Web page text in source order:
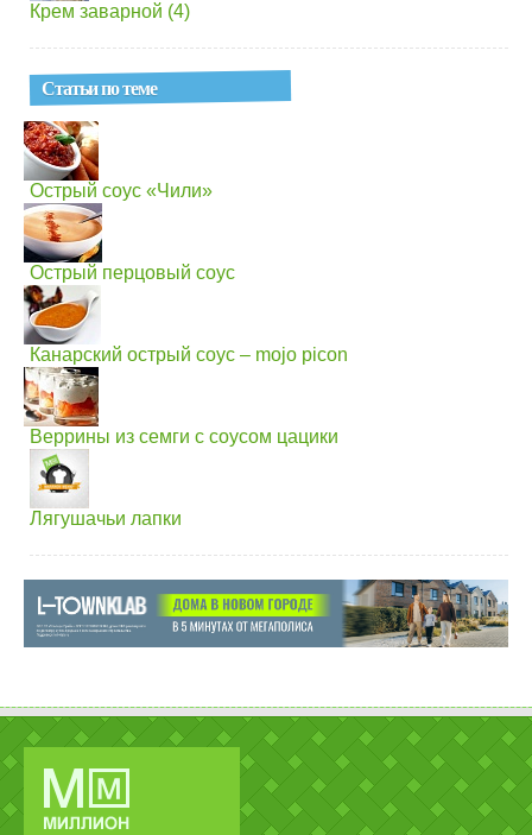
Крем заварной (4)
Статьи по теме
Острый соус «Чили»
Острый перцовый соус
Канарский острый соус – mojo picon
Веррины из семги с соусом цацики
Лягушачьи лапки